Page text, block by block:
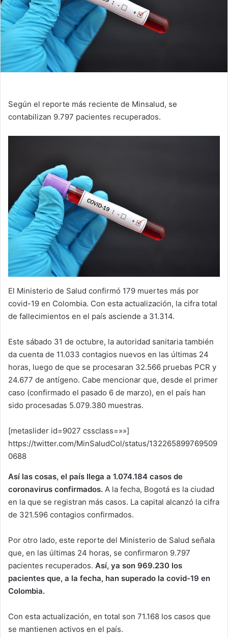
Según el reporte más reciente de Minsalud, se
contabilizan 9.797 pacientes recuperados.
El Ministerio de Salud confirmó 179 muertes más por
covid-19 en Colombia. Con esta actualización, la cifra total
de fallecimientos en el país asciende a 31.314.
Este sábado 31 de octubre, la autoridad sanitaria también
da cuenta de 11.033 contagios nuevos en las últimas 24
horas, luego de que se procesaran 32.566 pruebas PCR y
24.677 de antígeno. Cabe mencionar que, desde el primer
caso (confirmado el pasado 6 de marzo), en el país han
sido procesadas 5.079.380 muestras.
[metaslider id=9027 cssclass=»»]
https://twitter.com/MinSaludCol/status/132265899769509
0688
Así las cosas, el país llega a 1.074.184 casos de
coronavirus confirmados. A la fecha, Bogotá es la ciudad
en la que se registran más casos. La capital alcanzó la cifra
de 321.596 contagios confirmados.
Por otro lado, este reporte del Ministerio de Salud señala
que, en las últimas 24 horas, se confirmaron 9.797
pacientes recuperados. Así, ya son 969.230 los
pacientes que, a la fecha, han superado la covid-19 en
Colombia.
Con esta actualización, en total son 71.168 los casos que
se mantienen activos en el país.